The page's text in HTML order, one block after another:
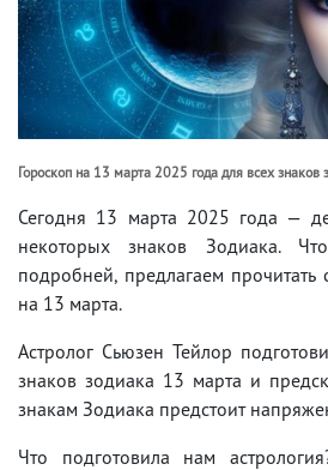
Гороскоп на 13 марта 2025 года для всех знаков
Сегодня 13 марта 2025 года —
некоторых знаков Зодиака.
подробней, предлагаем прочитать
на 13 марта.
Астролог Сьюзен Тейлор
знаков зодиака 13 марта и
знакам Зодиака предстоит
Что подготовила нам